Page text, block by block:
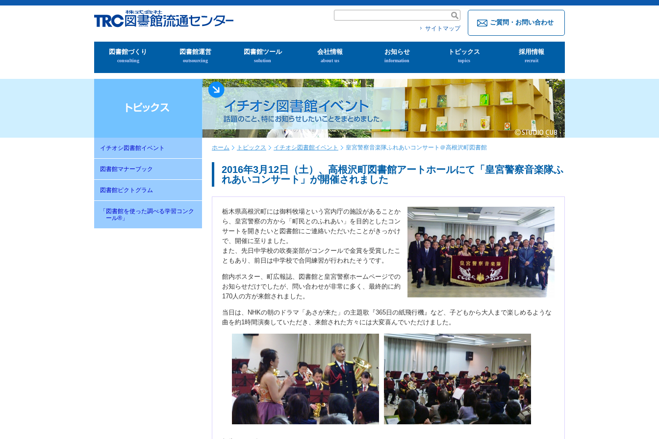
ご質問・お問い合わせ
サイトマップ
図書館づくり
consulting
図書館運営
outsourcing
図書館ツール
solution
会社情報
about us
お知らせ
information
トピックス
topics
採用情報
recruit
イチオシ図書館イベント
図書館マナーブック
図書館ピクトグラム
「図書館を使った調べる学習コンク
ール®」
ホーム トピックス イチオシ図書館イベント 皇宮警察音楽隊ふれあいコンサート＠高根沢町図書館
2016年3月12日（土）、高根沢町図書館アートホールにて「皇宮警察音楽隊ふ
れあいコンサート」が開催されました
栃木県高根沢町には御料牧場という宮内庁の施設があることか
ら、皇宮警察の方から「町民とのふれあい」を目的としたコン
サートを開きたいと図書館にご連絡いただいたことがきっかけ
で、開催に至りました。
また、先日中学校の吹奏楽部がコンクールで金賞を受賞したこ
ともあり、前日は中学校で合同練習が行われたそうです。
館内ポスター、町広報誌、図書館と皇宮警察ホームページでの
お知らせだけでしたが、問い合わせが非常に多く、最終的に約
170人の方が来館されました。
当日は、NHKの朝のドラマ「あさが来た」の主題歌『365日の紙飛行機』など、子どもから大人まで楽しめるような
曲を約1時間演奏していただき、来館された方々には大変喜んでいただけました。